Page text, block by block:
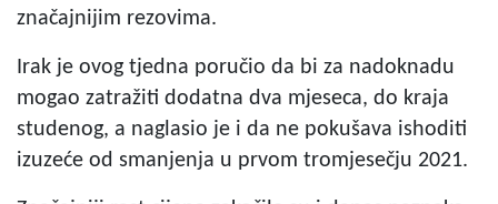
značajnijim rezovima.
Irak je ovog tjedna poručio da bi za nadoknadu
mogao zatražiti dodatna dva mjeseca, do kraja
studenog, a naglasio je i da ne pokušava ishoditi
izuzeće od smanjenja u prvom tromjesečju 2021.